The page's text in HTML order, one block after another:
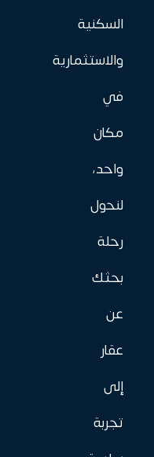
السكنية
والاستثمارية
في
مكان
واحد،
لنحول
رحلة
بحثك
عن
عقار
إلى
تجربة